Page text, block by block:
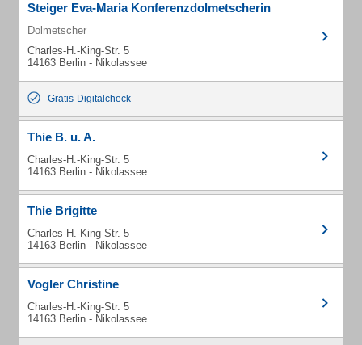
Steiger Eva-Maria Konferenzdolmetscherin
Dolmetscher
Charles-H.-King-Str. 5
14163 Berlin - Nikolassee
Gratis-Digitalcheck
Thie B. u. A.
Charles-H.-King-Str. 5
14163 Berlin - Nikolassee
Thie Brigitte
Charles-H.-King-Str. 5
14163 Berlin - Nikolassee
Vogler Christine
Charles-H.-King-Str. 5
14163 Berlin - Nikolassee